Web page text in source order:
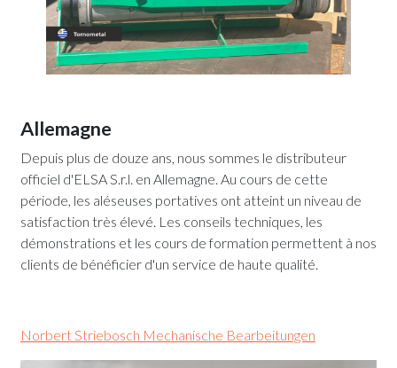
Allemagne
Depuis plus de douze ans, nous sommes le distributeur
officiel d'ELSA S.r.l. en Allemagne. Au cours de cette
période, les aléseuses portatives ont atteint un niveau de
satisfaction très élevé. Les conseils techniques, les
démonstrations et les cours de formation permettent à nos
clients de bénéficier d'un service de haute qualité.
Norbert Striebosch Mechanische Bearbeitungen